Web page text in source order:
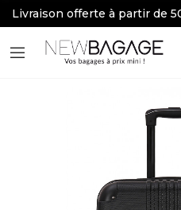
Livraison offerte à partir de